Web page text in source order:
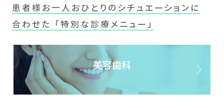
患者様お一人おひとりのシチュエーションに
合わせた 「特別な診療メニュー」
美容歯科